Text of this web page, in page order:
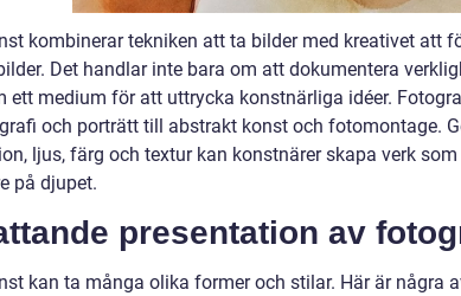
kombinerar tekniken att ta bilder med kreativet att
Det handlar inte bara om att dokumentera
ett medium för att uttrycka konstnärliga idéer.
och porträtt till abstrakt konst och fotomontage.
ljus, färg och textur kan konstnärer skapa verk
på djupet.
presentation av
kan ta många olika former och stilar. Här är några